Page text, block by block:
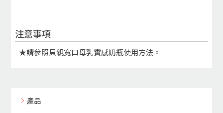
注意事項
★請參照貝親寬口母乳實感奶瓶使用方法。
產品